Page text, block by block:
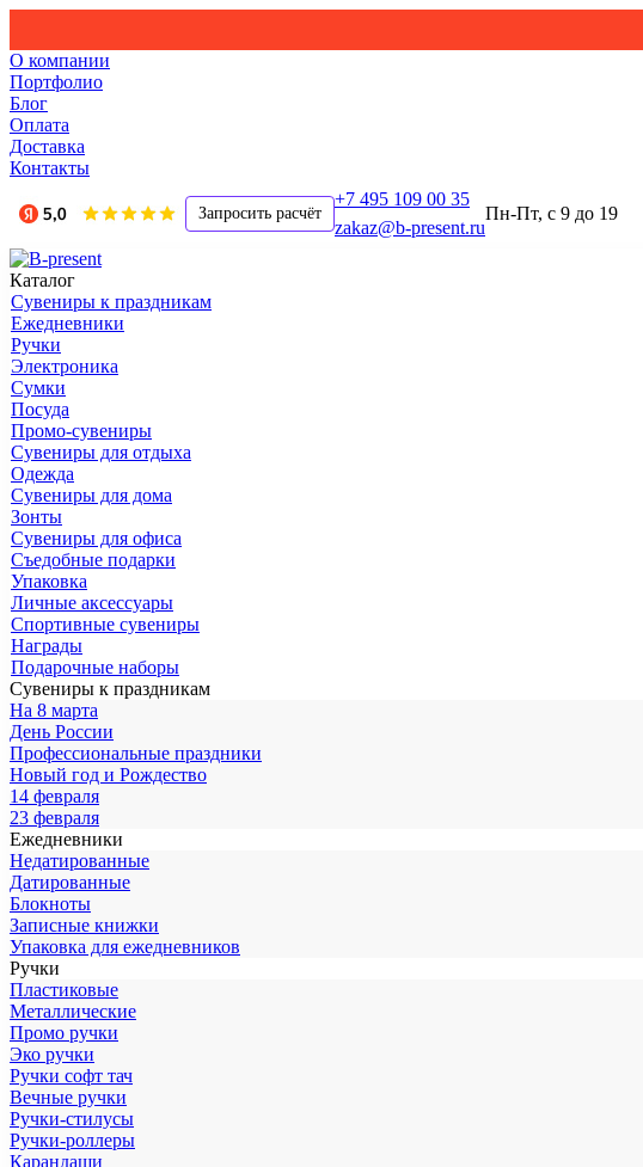
О компании
Портфолио
Блог
Оплата
Доставка
Контакты
Запросить расчёт
+7 495 109 00 35
zakaz@b-present.ru
Пн-Пт, с 9 до 19
Каталог
Сувениры к праздникам
Ежедневники
Ручки
Электроника
Сумки
Посуда
Промо-сувениры
Сувениры для отдыха
Одежда
Сувениры для дома
Зонты
Сувениры для офиса
Съедобные подарки
Упаковка
Личные аксессуары
Спортивные сувениры
Награды
Подарочные наборы
Сувениры к праздникам
На 8 марта
День России
Профессиональные праздники
Новый год и Рождество
14 февраля
23 февраля
Ежедневники
Недатированные
Датированные
Блокноты
Записные книжки
Упаковка для ежедневников
Ручки
Пластиковые
Металлические
Промо ручки
Эко ручки
Ручки софт тач
Вечные ручки
Ручки-стилусы
Ручки-роллеры
Карандаши